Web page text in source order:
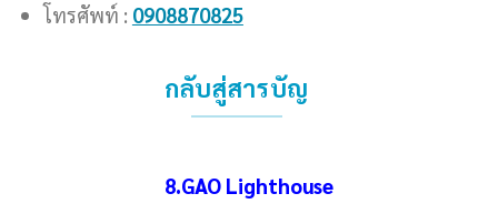
โทรศัพท์ : 0908870825
กลับสู่สารบัญ
8.GAO Lighthouse